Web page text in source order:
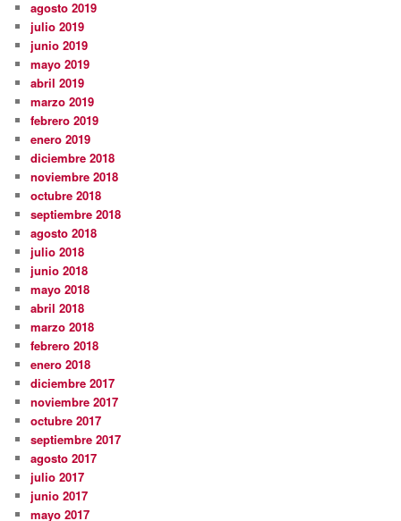
agosto 2019
julio 2019
junio 2019
mayo 2019
abril 2019
marzo 2019
febrero 2019
enero 2019
diciembre 2018
noviembre 2018
octubre 2018
septiembre 2018
agosto 2018
julio 2018
junio 2018
mayo 2018
abril 2018
marzo 2018
febrero 2018
enero 2018
diciembre 2017
noviembre 2017
octubre 2017
septiembre 2017
agosto 2017
julio 2017
junio 2017
mayo 2017